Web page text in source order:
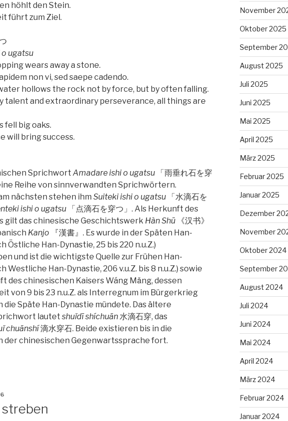
höhlt den Stein.
führt zum Ziel.
ugatsu
wears away a stone.
non vi, sed saepe cadendo.
hollows the rock not by force, but by often falling.
talent and extraordinary perseverance, all things are
fell big oaks.
will bring success.
Sprichwort Amadare ishi o ugatsu 「雨垂れ石を穿
Reihe von sinnverwandten Sprichwörtern.
nächsten stehen ihm Suiteki ishi o ugatsu 「水滴石を
ishi o ugatsu 「点滴石を穿つ」. Als Herkunft des
gilt das chinesische Geschichtswerk Hàn Shū 《汉书》
Kanjo 『漢書』. Es wurde in der Späten Han-
Östliche Han-Dynastie, 25 bis 220 n.u.Z.)
und ist die wichtigste Quelle zur Frühen Han-
Westliche Han-Dynastie, 206 v.u.Z. bis 8 n.u.Z.) sowie
des chinesischen Kaisers Wáng Mǎng, dessen
von 9 bis 23 n.u.Z. als Interregnum im Bürgerkrieg
die Späte Han-Dynastie mündete. Das ältere
lautet shuǐdī shíchuān水滴​石穿, das
chuānshí滴水​穿石. Beide existieren bis in die
der chinesischen Gegenwartssprache fort.
November
Oktober 2025
September
August 2025
Juli 2025
Juni 2025
Mai 2025
April 2025
März 2025
Februar 2025
Januar 2025
Dezember
November
Oktober 2024
September
August 2024
Juli 2024
Juni 2024
Mai 2024
April 2024
März 2024
Februar 2024
Januar 2024